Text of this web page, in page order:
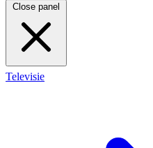
Close panel
Televisie